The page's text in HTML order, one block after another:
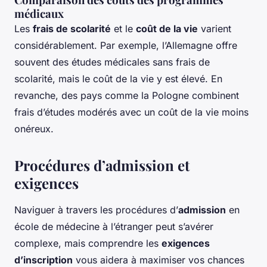
médicaux
Les frais de scolarité et le coût de la vie varient
considérablement. Par exemple, l’Allemagne offre
souvent des études médicales sans frais de
scolarité, mais le coût de la vie y est élevé. En
revanche, des pays comme la Pologne combinent
frais d’études modérés avec un coût de la vie moins
onéreux.
Procédures d’admission et
exigences
Naviguer à travers les procédures d’admission en
école de médecine à l’étranger peut s’avérer
complexe, mais comprendre les exigences
d’inscription vous aidera à maximiser vos chances